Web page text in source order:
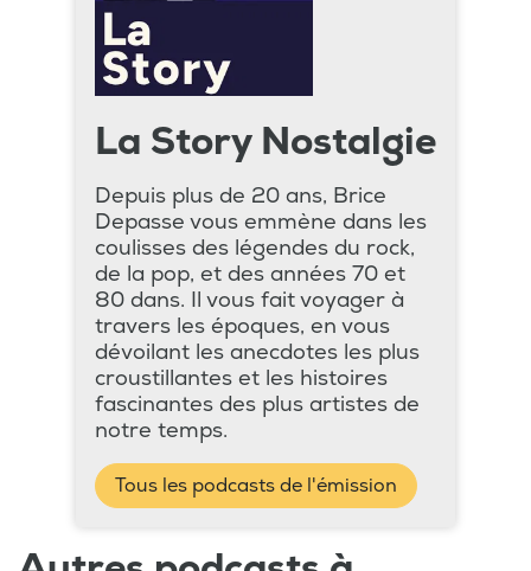
La Story Nostalgie
Depuis plus de 20 ans, Brice
Depasse vous emmène dans les
coulisses des légendes du rock,
de la pop, et des années 70 et
80 dans. Il vous fait voyager à
travers les époques, en vous
dévoilant les anecdotes les plus
croustillantes et les histoires
fascinantes des plus artistes de
notre temps.
Tous les podcasts de l'émission